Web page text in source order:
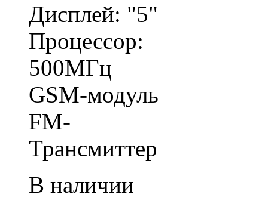
Дисплей: "5"
Процессор:
500МГц
GSM-модуль
FM-
Трансмиттер
В наличии